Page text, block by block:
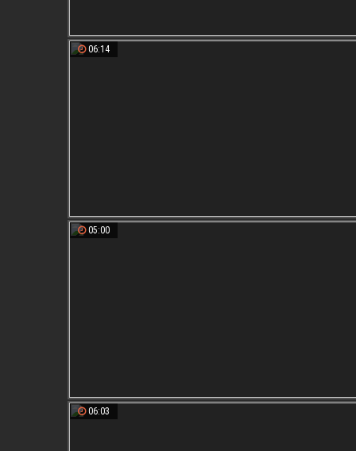
06:14
05:00
06:03